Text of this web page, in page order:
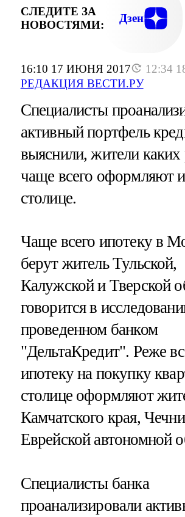
16:10 17 ИЮНЯ 2017
12:34
РЕДАКЦИЯ ВЕСТИ.РУ
СЛЕДИТЕ ЗА
НОВОСТЯМИ:
Дзен
Специалисты
активный портфель
выяснили, жители каких
чаще всего оформляют
столице.
Чаще всего ипотеку в
берут житель Тульской,
Калужской и Тверской
говорится в
проведенном банком
"ДельтаКредит". Реже
ипотеку на покупку
столице оформляют
Камчатского края,
Еврейской автономной
Специалисты банка
проанализировали